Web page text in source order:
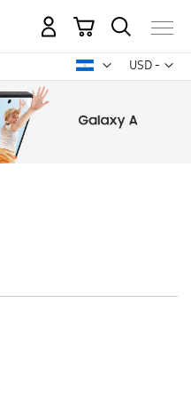
USD -
dólar
Mi carrito